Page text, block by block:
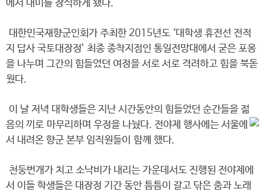
에서 대미를 장식하게 됐다.
대한민국재향군인회가 주최한 2015년도 ‘대학생 휴전선 전적
지 답사 국토대장정’ 최종 종착지점인 통일전망대에서 굳은 포옹
을 나누며 그간의 힘들었던 여정을 서로 서로 격려하고 힘을 북돋
웠다.
이 날 저녁 대학생들은 지난 시간동안의 힘들었던 순간들을 젊
음의 끼로 마무리하며 우정을 나눴다. 전야제 행사에는 서울에
서 내려온 향군 본부 임직원들이 함께 했다.
천둥번개가 치고 소낙비가 내리는 가운데서도 진행된 전야제에
서 이들 학생들은 대장정 기간 동안 틈틈이 갈고 닦은 춤과 노래